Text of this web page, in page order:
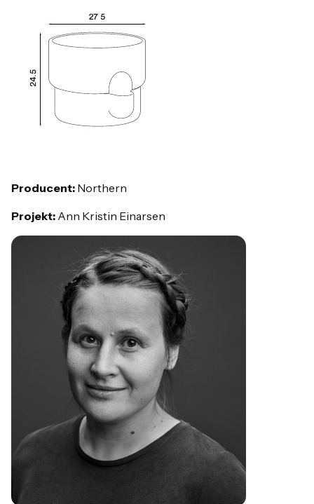
Producent: Northern
Projekt: Ann Kristin Einarsen